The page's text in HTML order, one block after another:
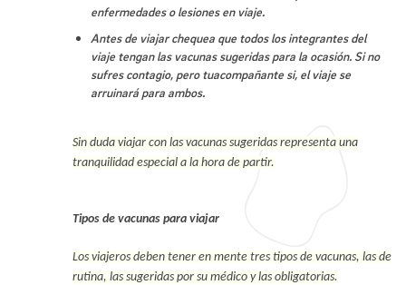
enfermedades o lesiones en viaje.
Antes de viajar chequea que todos los integrantes del
viaje tengan las vacunas sugeridas para la ocasión. Si no
sufres contagio, pero tuacompañante si, el viaje se
arruinará para ambos.
Sin duda viajar con las vacunas sugeridas representa una
tranquilidad especial a la hora de partir.
Tipos de vacunas para viajar
Los viajeros deben tener en mente tres tipos de vacunas, las de
rutina, las sugeridas por su médico y las obligatorias.